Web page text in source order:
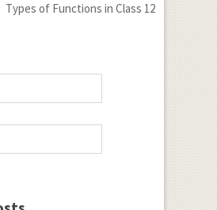
Types of Functions in Class 12